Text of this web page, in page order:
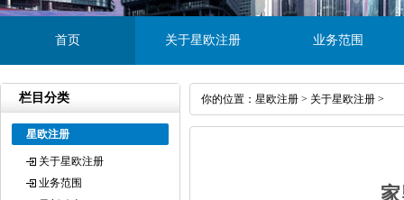
首页 关于星欧注册 业务范围
栏目分类
星欧注册
关于星欧注册
业务范围
你的位置： 星欧注册 > 关于星欧注册 >